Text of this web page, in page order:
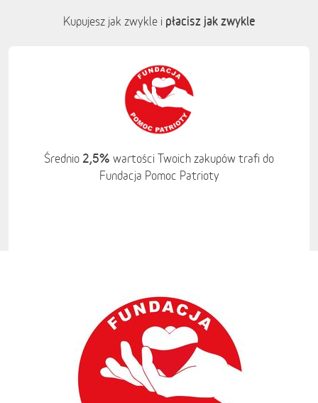
Kupujesz jak zwykle i płacisz jak zwykle
Średnio 2,5% wartości Twoich zakupów trafi do
Fundacja Pomoc Patrioty